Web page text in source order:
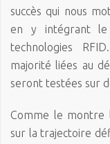
succès qui nous
en y intégrant le
technologies
majorité liées au
seront testées sur
Comme le montre
sur la trajectoire